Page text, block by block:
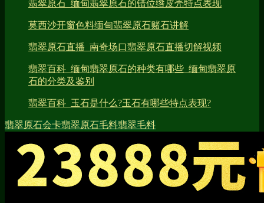
翡翠原石_缅甸翡翠原石的错位绺皮壳特点表现
莫西沙开窗色料缅甸翡翠原石赌石讲解
翡翠原石直播_南奇场口翡翠原石直播切解视频
翡翠百科_缅甸翡翠原石的种类有哪些_缅甸翡翠原
石的分类及鉴别
翡翠百科_玉石是什么?玉石有哪些特点表现?
翡翠原石会卡翡翠原石毛料翡翠毛料